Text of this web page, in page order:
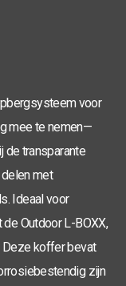
voor
mee te nemen—
de transparante
met
Ideaal voor
Outdoor L-BOXX,
Deze koffer bevat
zijn